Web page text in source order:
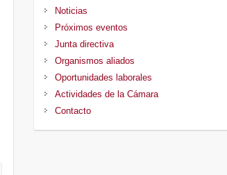
Noticias
Próximos eventos
Junta directiva
Organismos aliados
Oportunidades laborales
Actividades de la Cámara
Contacto